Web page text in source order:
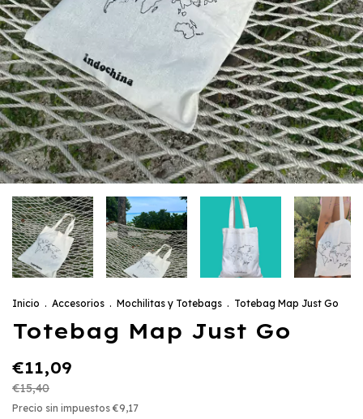
Inicio . Accesorios . Mochilitas y Totebags . Totebag Map Just Go
Totebag Map Just Go
€11,09
€15,40
Precio sin impuestos €9,17